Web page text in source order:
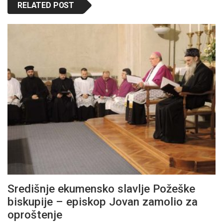
RELATED POST
Središnje ekumensko slavlje Požeške
biskupije – episkop Jovan zamolio za
oproštenje